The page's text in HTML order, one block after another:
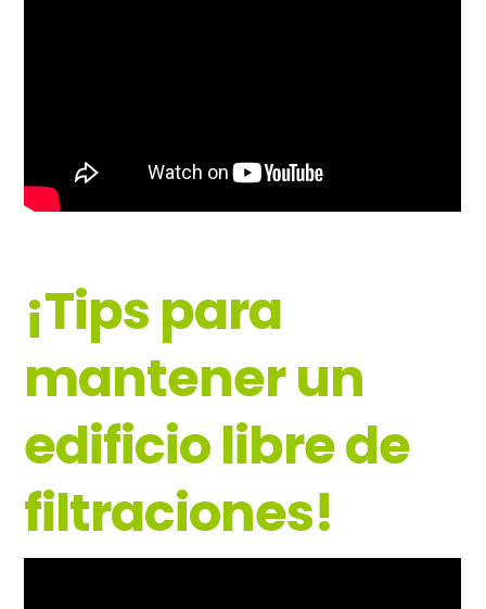
¡Tips para
mantener un
edificio libre de
filtraciones!